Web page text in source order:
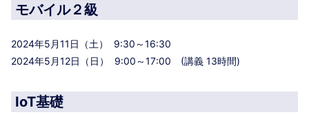
モバイル２級
2024年5月11日（土） 9:30～16:30
2024年5月12日（日） 9:00～17:00 (講義 13時間)
IoT基礎